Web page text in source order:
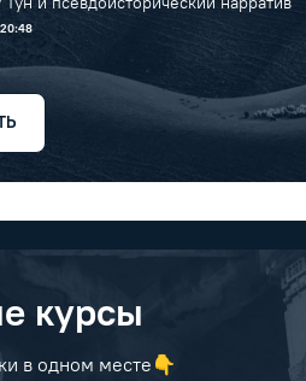
курсы
в одном месте👇